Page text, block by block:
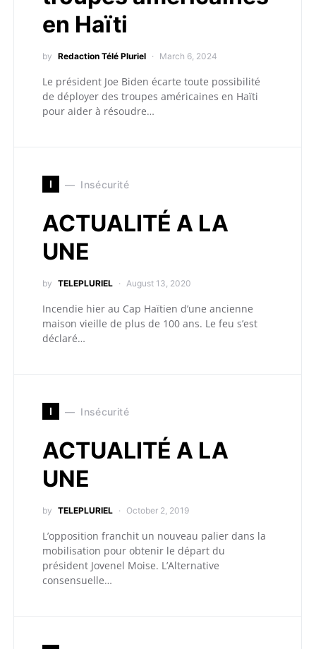
en Haïti
by Redaction Télé Pluriel March 6, 2024
Le président Joe Biden écarte toute possibilité
de déployer des troupes américaines en Haïti
pour aider à résoudre…
I Insécurité
ACTUALITÉ A LA
UNE
by TELEPLURIEL August 13, 2020
Incendie hier au Cap Haïtien d’une ancienne
maison vieille de plus de 100 ans. Le feu s’est
déclaré…
I Insécurité
ACTUALITÉ A LA
UNE
by TELEPLURIEL October 2, 2019
L’opposition franchit un nouveau palier dans la
mobilisation pour obtenir le départ du
président Jovenel Moise. L’Alternative
consensuelle…